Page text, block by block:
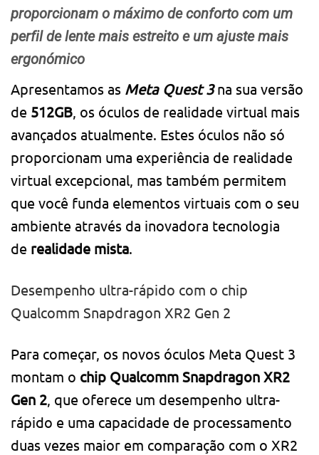
proporcionam o máximo de conforto com um
perfil de lente mais estreito e um ajuste mais
ergonómico
Apresentamos as Meta Quest 3na sua versão
de 512GB , os óculos de realidade virtual mais
avançados atualmente. Estes óculos não só
proporcionam uma experiência de realidade
virtual excepcional, mas também permitem
que você funda elementos virtuais com o seu
ambiente através da inovadora tecnologia
de realidade mista.
Desempenho ultra-rápido com o chip
Qualcomm Snapdragon XR2 Gen 2
Para começar, os novos óculos Meta Quest 3
montam o chip Qualcomm Snapdragon XR2
Gen 2, que oferece um desempenho ultra-
rápido e uma capacidade de processamento
duas vezes maior em comparação com o XR2